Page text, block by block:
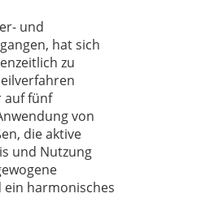
und
hat sich
zu
auf fünf
von
die aktive
und Nutzung
harmonisches